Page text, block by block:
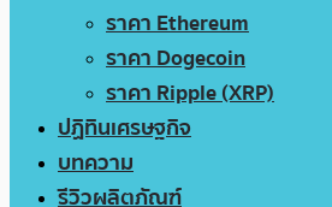
ราคา Ethereum
ราคา Dogecoin
ราคา Ripple (XRP)
ปฏิทินเศรษฐกิจ
บทความ
รีวิวผลิตภัณฑ์